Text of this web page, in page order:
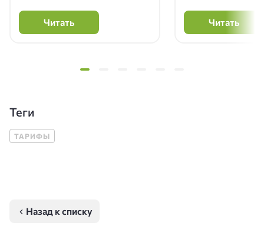
Читать Читать
Теги
ТАРИФЫ
Назад к списку